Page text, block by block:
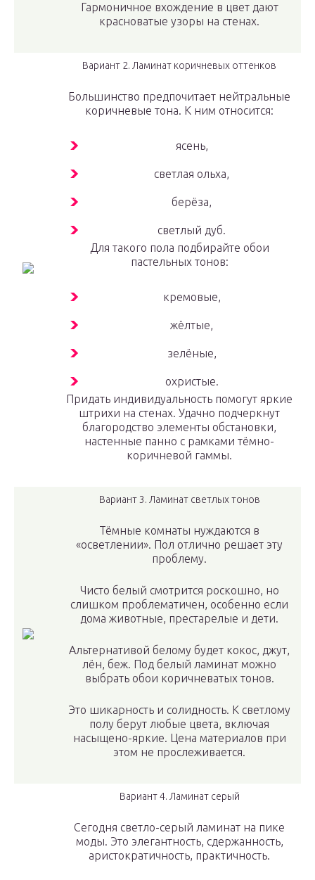
Гармоничное вхождение в цвет дают
красноватые узоры на стенах.
Вариант 2. Ламинат коричневых оттенков
Большинство предпочитает нейтральные
коричневые тона. К ним относится:
ясень,
светлая ольха,
берёза,
светлый дуб.
Для такого пола подбирайте обои
пастельных тонов:
кремовые,
жёлтые,
зелёные,
охристые.
Придать индивидуальность помогут яркие
штрихи на стенах. Удачно подчеркнут
благородство элементы обстановки,
настенные панно с рамками тёмно-
коричневой гаммы.
Вариант 3. Ламинат светлых тонов
Тёмные комнаты нуждаются в
«осветлении». Пол отлично решает эту
проблему.
Чисто белый смотрится роскошно, но
слишком проблематичен, особенно если
дома животные, престарелые и дети.
Альтернативой белому будет кокос, джут,
лён, беж. Под белый ламинат можно
выбрать обои коричневатых тонов.
Это шикарность и солидность. К светлому
полу берут любые цвета, включая
насыщено-яркие. Цена материалов при
этом не прослеживается.
Вариант 4. Ламинат серый
Сегодня светло-серый ламинат на пике
моды. Это элегантность, сдержанность,
аристократичность, практичность.